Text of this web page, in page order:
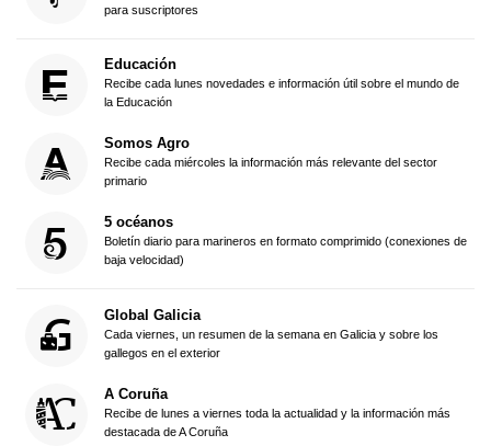
para suscriptores
Educación
Recibe cada lunes novedades e información útil sobre el mundo de
la Educación
Somos Agro
Recibe cada miércoles la información más relevante del sector
primario
5 océanos
Boletín diario para marineros en formato comprimido (conexiones de
baja velocidad)
Global Galicia
Cada viernes, un resumen de la semana en Galicia y sobre los
gallegos en el exterior
A Coruña
Recibe de lunes a viernes toda la actualidad y la información más
destacada de A Coruña